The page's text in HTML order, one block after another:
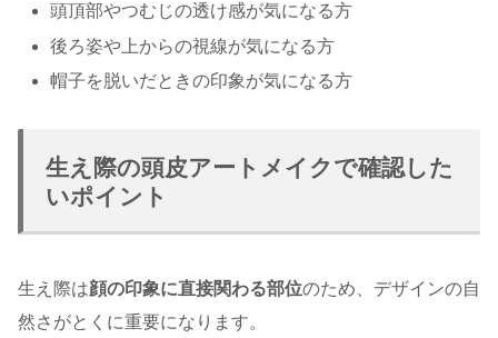
頭頂部やつむじの透け感が気になる方
後ろ姿や上からの視線が気になる方
帽子を脱いだときの印象が気になる方
生え際の頭皮アートメイクで確認した
いポイント
生え際は顔の印象に直接関わる部位のため、デザインの自
然さがとくに重要になります。